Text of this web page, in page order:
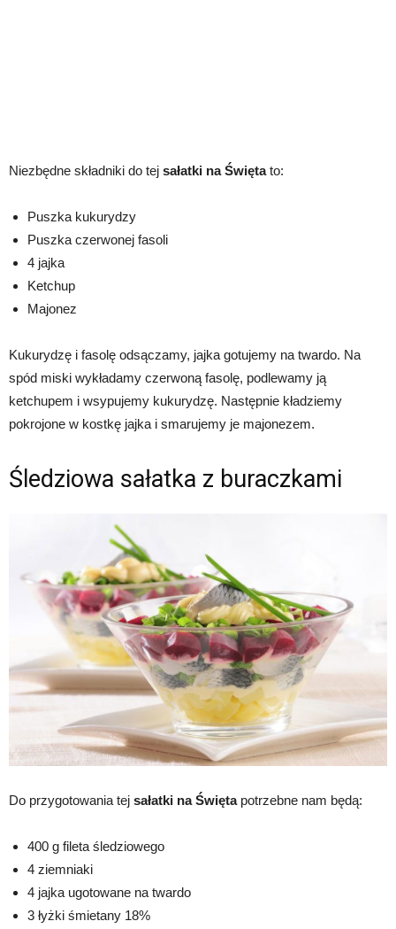
Niezbędne składniki do tej sałatki na Świętato:
Puszka kukurydzy
Puszka czerwonej fasoli
4 jajka
Ketchup
Majonez
Kukurydzę i fasolę odsączamy, jajka gotujemy na twardo. Na
spód miski wykładamy czerwoną fasolę, podlewamy ją
ketchupem i wsypujemy kukurydzę. Następnie kładziemy
pokrojone w kostkę jajka i smarujemy je majonezem.
Śledziowa sałatka z buraczkami
Do przygotowania tej sałatki na Świętapotrzebne nam będą:
400 g fileta śledziowego
4 ziemniaki
4 jajka ugotowane na twardo
3 łyżki śmietany 18%